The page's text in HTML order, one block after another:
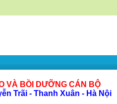
VÀ BỒI DƯỠNG CÁN BỘ
Trãi - Thanh Xuân - Hà Nội